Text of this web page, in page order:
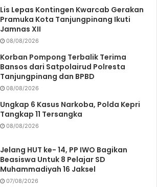
Lis Lepas Kontingen Kwarcab Gerakan
Pramuka Kota Tanjungpinang Ikuti
Jamnas XII
08/08/2026
Korban Pompong Terbalik Terima
Bansos dari Satpolairud Polresta
Tanjungpinang dan BPBD
08/08/2026
Ungkap 6 Kasus Narkoba, Polda Kepri
Tangkap 11 Tersangka
08/08/2026
Jelang HUT ke- 14, PP IWO Bagikan
Beasiswa Untuk 8 Pelajar SD
Muhammadiyah 16 Jaksel
07/08/2026